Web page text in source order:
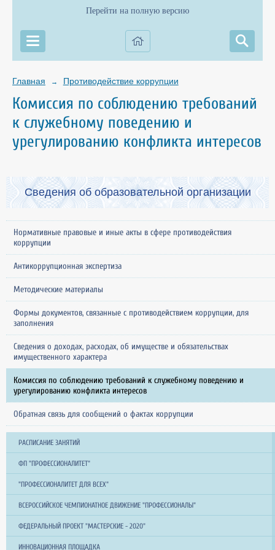
Перейти на полную версию
Главная → Противодействие коррупции
Комиссия по соблюдению требований
к служебному поведению и
урегулированию конфликта интересов
Сведения об образовательной организации
Нормативные правовые и иные акты в сфере противодействия
коррупции
Антикоррупционная экспертиза
Методические материалы
Формы документов, связанные с противодействием коррупции, для
заполнения
Сведения о доходах, расходах, об имуществе и обязательствах
имущественного характера
Комиссия по соблюдению требований к служебному поведению и
урегулированию конфликта интересов
Обратная связь для сообщений о фактах коррупции
РАСПИСАНИЕ ЗАНЯТИЙ
ФП "ПРОФЕССИОНАЛИТЕТ"
"ПРОФЕССИОНАЛИТЕТ ДЛЯ ВСЕХ"
ВСЕРОССИЙСКОЕ ЧЕМПИОНАТНОЕ ДВИЖЕНИЕ "ПРОФЕССИОНАЛЫ"
ФЕДЕРАЛЬНЫЙ ПРОЕКТ "МАСТЕРСКИЕ - 2020"
ИННОВАЦИОННАЯ ПЛОЩАДКА